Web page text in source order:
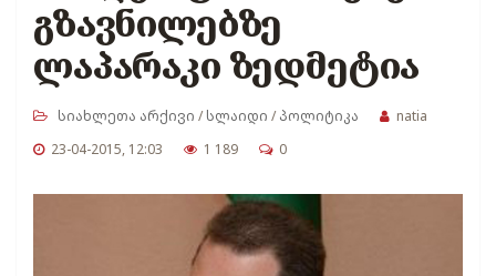
გზავნილებზე
ლაპარაკი ზედმეტია
სიახლეთა არქივი /სლაიდი /პოლიტიკა
natia
23-04-2015, 12:03
1 189 0